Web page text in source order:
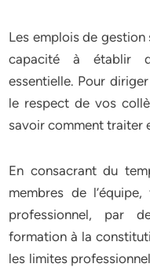
Les emplois de gestion
capacité à établir
essentielle. Pour
le respect de vos
savoir comment traiter
En consacrant du
membres de
professionnel, par
formation à la
les limites